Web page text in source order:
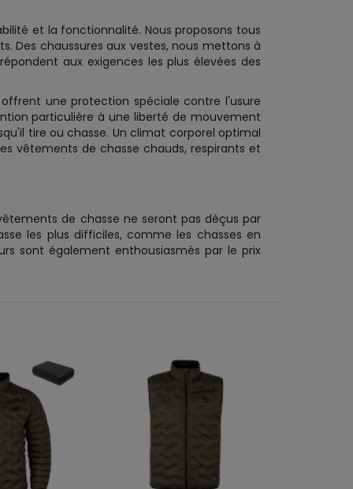
et la fonctionnalité. Nous proposons tous
Des chaussures aux vestes, nous mettons à
aux exigences les plus élevées des
une protection spéciale contre l'usure
particulière à une liberté de mouvement
tire ou chasse. Un climat corporel optimal
vêtements de chasse chauds, respirants et
de chasse ne seront pas déçus par
les plus difficiles, comme les chasses en
sont également enthousiasmés par le prix